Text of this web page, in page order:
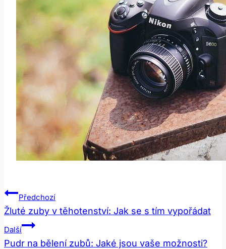
Navigace
Pro
Příspěvek
Předchozí
Žluté zuby v těhotenství: Jak se s tím vypořádat
Další
Pudr na bělení zubů: Jaké jsou vaše možnosti?